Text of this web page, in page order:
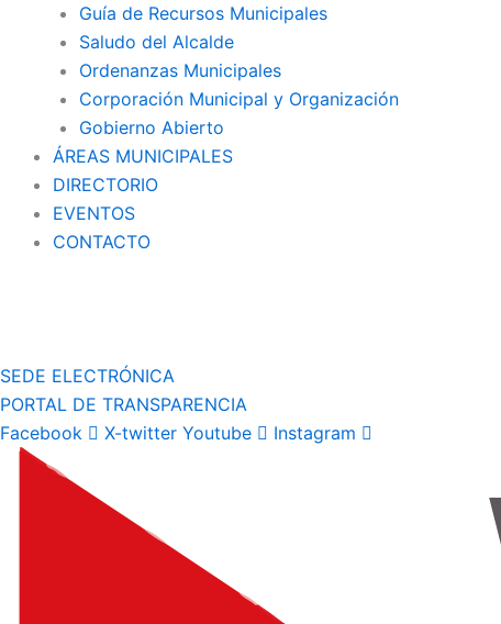
Guía de Recursos Municipales
Saludo del Alcalde
Ordenanzas Municipales
Corporación Municipal y Organización
Gobierno Abierto
ÁREAS MUNICIPALES
DIRECTORIO
EVENTOS
CONTACTO
SEDE ELECTRÓNICA
PORTAL DE TRANSPARENCIA
Facebook
X-twitter Youtube Instagram